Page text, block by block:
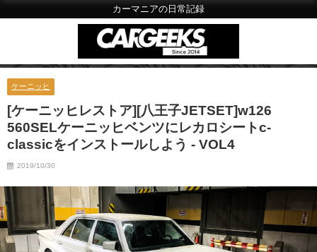
カーマニアの日常記録
ケーニッヒ
[ケーニッヒレストア][八王子JETSET]w126
560SELケーニッヒベンツにレカロシートc-
classicをインストールしよう - VOL4
2019/10/30